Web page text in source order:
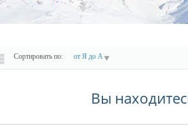
Сортировать по: от Я до А
Вы